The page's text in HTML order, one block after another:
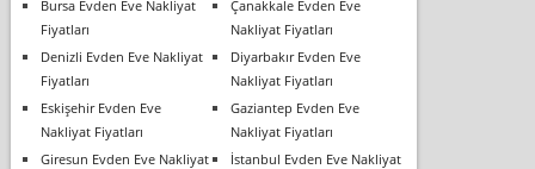
Bursa Evden Eve Nakliyat
Fiyatları
Çanakkale Evden Eve
Nakliyat Fiyatları
Denizli Evden Eve Nakliyat
Fiyatları
Diyarbakır Evden Eve
Nakliyat Fiyatları
Eskişehir Evden Eve
Nakliyat Fiyatları
Gaziantep Evden Eve
Nakliyat Fiyatları
Giresun Evden Eve Nakliyat
İstanbul Evden Eve Nakliyat